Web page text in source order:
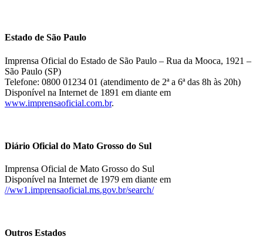
Estado de São Paulo
Imprensa Oficial do Estado de São Paulo – Rua da Mooca, 1921 –
São Paulo (SP)
Telefone: 0800 01234 01 (atendimento de 2ª a 6ª das 8h às 20h)
Disponível na Internet de 1891 em diante em
www.imprensaoficial.com.br.
Diário Oficial do Mato Grosso do Sul
Imprensa Oficial de Mato Grosso do Sul
Disponível na Internet de 1979 em diante em
//ww1.imprensaoficial.ms.gov.br/search/
Outros Estados